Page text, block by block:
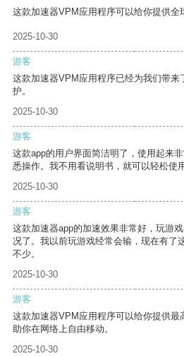
这款加速器VPM应用程序可以给你提供全
2025-10-30
游客
这款加速器VPM应用程序已经为我们带来
护。
2025-10-30
游客
这款app的用户界面简洁明了，使用起来
悉操作。我不用看说明书，就可以轻松使
2025-10-30
游客
这款加速器app的加速效果非常好，玩游
况了。我以前玩游戏经常会输，现在有了
不少。
2025-10-30
游客
这款加速器VPM应用程序可以给你提供最
助你在网络上自由移动。
2025-10-30